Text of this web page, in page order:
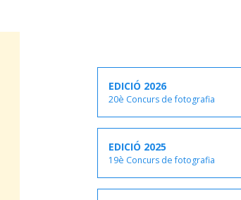
EDICIÓ 2026
20è Concurs de fotografia
EDICIÓ 2025
19è Concurs de fotografia